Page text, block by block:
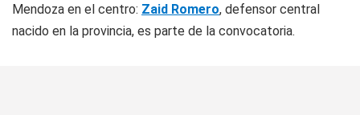
Mendoza en el centro: Zaid Romero, defensor central
nacido en la provincia, es parte de la convocatoria.